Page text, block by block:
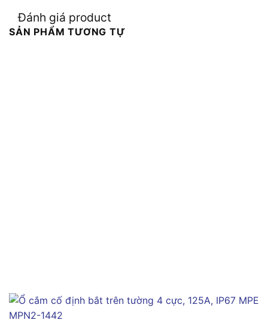
Đánh giá product
SẢN PHẨM TƯƠNG TỰ